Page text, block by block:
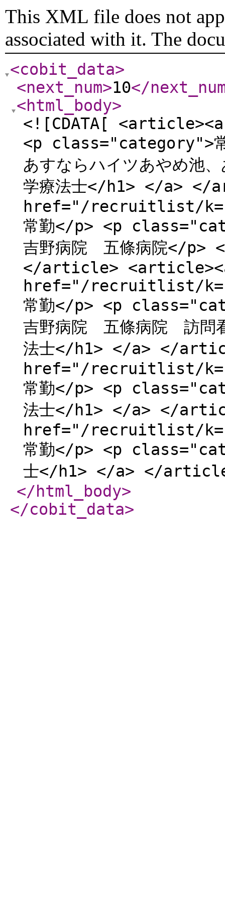
This XML file does not
associated with it. The
<cobit_data>
<next_num>10</
<html_body>
<![CDATA[
<p class="category">
あすならハイツあやめ池
学療法士</h1> </a>
href="/recruitlist/
常勤</p> <p
吉野病院 五條病院</p>
</article>
href="/recruitlist/
常勤</p> <p
吉野病院 五條病院 訪問
法士</h1> </a> </
href="/recruitlist/
常勤</p> <p
法士</h1> </a> </
href="/recruitlist/
常勤</p> <p
士</h1> </a> </
</html_body>
</cobit_data>